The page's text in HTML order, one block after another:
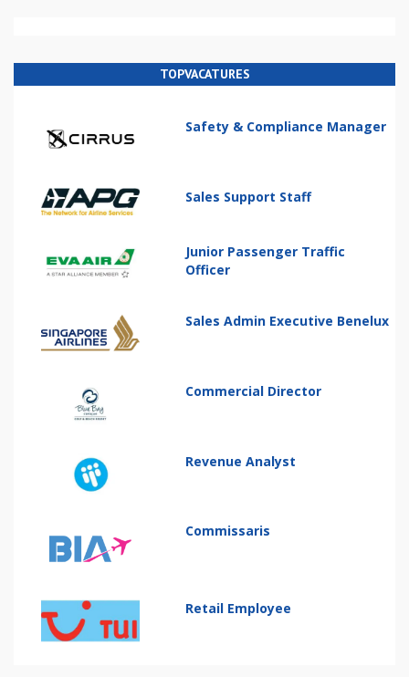
TOPVACATURES
Safety & Compliance Manager
Sales Support Staff
Junior Passenger Traffic
Officer
Sales Admin Executive Benelux
Commercial Director
Revenue Analyst
Commissaris
Retail Employee